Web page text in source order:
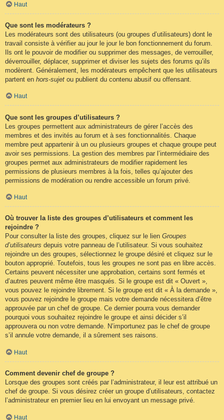
Haut
Que sont les modérateurs ?
Les modérateurs sont des utilisateurs (ou groupes d’utilisateurs) dont le
travail consiste à vérifier au jour le jour le bon fonctionnement du forum.
Ils ont le pouvoir de modifier ou supprimer des messages, de verrouiller,
déverrouiller, déplacer, supprimer et diviser les sujets des forums qu’ils
modèrent. Généralement, les modérateurs empêchent que les utilisateurs
partent en hors-sujet ou publient du contenu abusif ou offensant.
Haut
Que sont les groupes d’utilisateurs ?
Les groupes permettent aux administrateurs de gérer l’accès des
membres et des invités au forum et à ses fonctionnalités. Chaque
membre peut appartenir à un ou plusieurs groupes et chaque groupe peut
avoir ses permissions. La gestion des membres par l’intermédiaire des
groupes permet aux administrateurs de modifier rapidement les
permissions de plusieurs membres à la fois, telles qu’ajouter des
permissions de modération ou rendre accessible un forum privé.
Haut
Où trouver la liste des groupes d’utilisateurs et comment les
rejoindre ?
Pour consulter la liste des groupes, cliquez sur le lien Groupes
d’utilisateurs depuis votre panneau de l’utilisateur. Si vous souhaitez
rejoindre un des groupes, sélectionnez le groupe désiré et cliquez sur le
bouton approprié. Toutefois, tous les groupes ne sont pas en libre accès.
Certains peuvent nécessiter une approbation, certains sont fermés et
d’autres peuvent même être masqués. Si le groupe est dit « Ouvert »,
vous pouvez le rejoindre librement. Si le groupe est dit « À la demande »,
vous pouvez rejoindre le groupe mais votre demande nécessitera d’être
approuvée par un chef de groupe. Ce dernier pourra vous demander
pourquoi vous souhaitez rejoindre le groupe et ainsi décider s’il
approuvera ou non votre demande. N’importunez pas le chef de groupe
s’il annule votre demande, il a sûrement ses raisons.
Haut
Comment devenir chef de groupe ?
Lorsque des groupes sont créés par l’administrateur, il leur est attribué un
chef de groupe. Si vous désirez créer un groupe d’utilisateurs, contactez
l’administrateur en premier lieu en lui envoyant un message privé.
Haut